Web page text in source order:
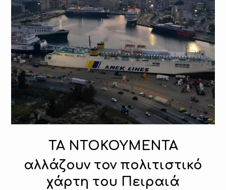
ΤΑ ΝΤΟΚΟΥΜΕΝΤΑ
αλλάζουν τον πολιτιστικό
χάρτη του Πειραιά